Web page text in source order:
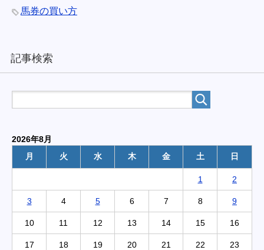
馬券の買い方
記事検索
2026年8月
月
火 水 木 金 土 日
1 2
3 4 5 6 7 8 9
10 11 12 13 14 15 16
17 18 19 20 21 22 23